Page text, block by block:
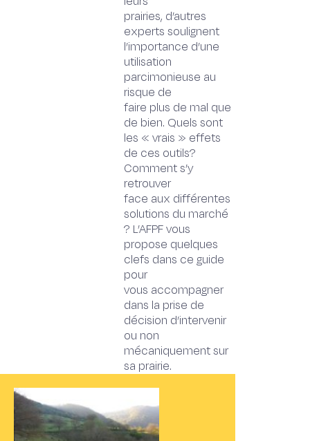
prairies, d’autres
experts soulignent
l’importance d’une
utilisation
parcimonieuse au
risque de
faire plus de mal que
de bien. Quels sont
les « vrais » effets
de ces outils?
Comment s’y
retrouver
face aux différentes
solutions du marché
? L’AFPF vous
propose quelques
clefs dans ce guide
pour
vous accompagner
dans la prise de
décision d’intervenir
ou non
mécaniquement sur
sa prairie.